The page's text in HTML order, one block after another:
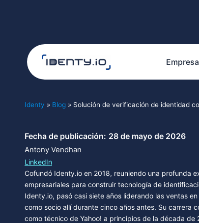
Empresa
Identy » Blog » Solución de verificación de identidad
Fecha de publicación: 28 de mayo de 2026
Antony Vendhan
LinkedIn
Cofundó Identy.io en 2018, reuniendo una profunda
empresariales para construir tecnología de
Identy.io, pasó casi siete años liderando las ventas
como socio allí durante cinco años antes. Su carrera
como técnico de Yahoo! a principios de la década